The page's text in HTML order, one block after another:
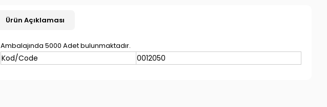
Ürün Açıklaması
Ambalajında 5000 Adet bulunmaktadır.
Kod/Code 0012050